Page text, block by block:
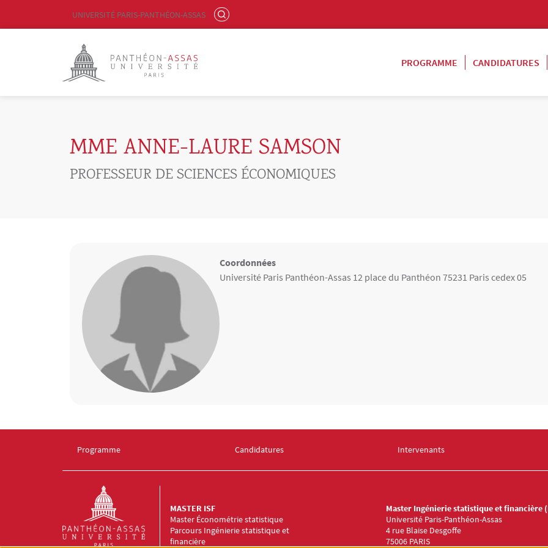
Menu liste site Custom EN
UNIVERSITÉ PARIS-PANTHÉON-ASSAS RECHERCHER
Logo
PROGRAMME
CANDIDATURES
MME ANNE-LAURE SAMSON
PROFESSEUR DE SCIENCES ÉCONOMIQUES
Coordonnées
Université Paris Panthéon-Assas 12 place du Panthéon 75231 Paris cedex 05
Menu Footer Master ISF 1
Programme Menu Footer Master ISF 2
Candidatures Menu Footer Master ISF 3
Intervenants
Master Économétrie statistique
Parcours Ingénierie statistique et
financière
MASTER ISF
Master Ingénierie statistique et financière
Université Paris-Panthéon-Assas
4 rue Blaise Desgoffe
75006 PARIS